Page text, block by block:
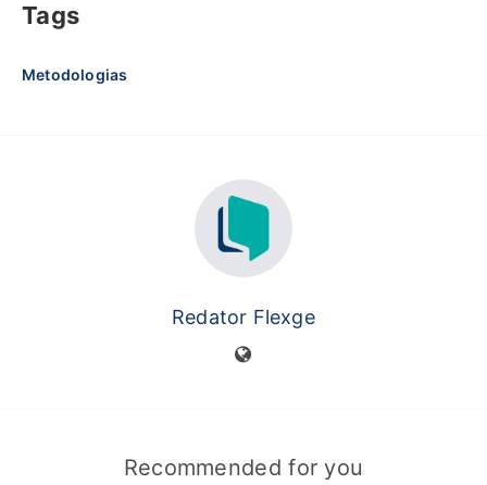
Tags
Metodologias
Redator Flexge
Recommended for you